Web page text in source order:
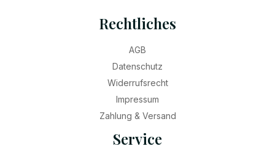
Rechtliches
AGB
Datenschutz
Widerrufsrecht
Impressum
Zahlung & Versand
Service